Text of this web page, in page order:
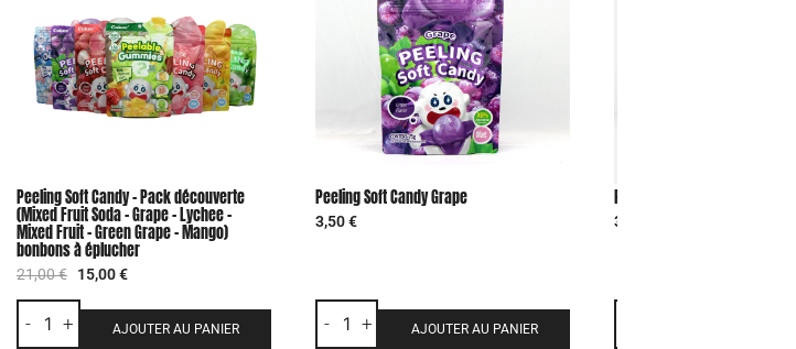
Peeling Soft Candy – Pack découverte
(Mixed Fruit Soda – Grape – Lychee –
Mixed Fruit – Green Grape – Mango)
bonbons à éplucher
21,00€ 15,00€
- + AJOUTER AU PANIER
Peeling Soft Candy Grape
3,50€
- + AJOUTER AU PANIER
Peeling Soft Candy Green Grape
3,50